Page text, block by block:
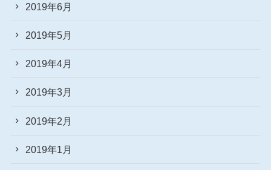
2019年6月
2019年5月
2019年4月
2019年3月
2019年2月
2019年1月